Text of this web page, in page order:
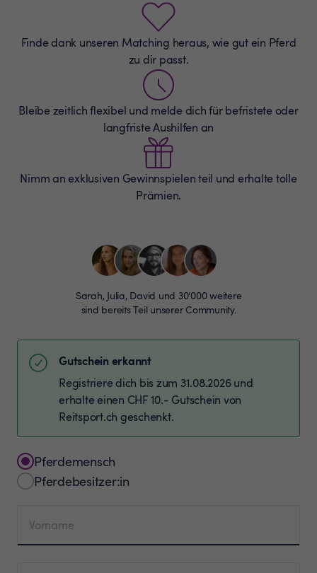
Finde dank unseren Matching heraus, wie gut ein Pferd
zu dir passt.
Bleibe zeitlich flexibel und melde dich für befristete oder
langfriste Aushilfen an
Nimm an exklusiven Gewinnspielen teil und erhalte tolle
Prämien.
Sarah, Julia, David und 30’000 weitere
sind bereits Teil unserer Community.
Gutschein erkannt
Registriere dich bis zum 31.08.2026 und
erhalte einen CHF 10.- Gutschein von
Reitsport.ch geschenkt.
Pferdemensch
Pferdebesitzer:in
Vorname